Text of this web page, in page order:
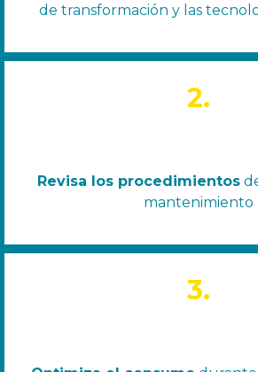
de transformación y las
2.
Revisa los procedimientos
mantenimiento
3.